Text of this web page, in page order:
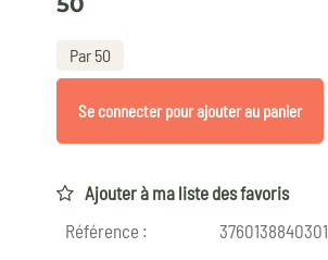
Par 50
Se connecter pour ajouter au panier
Ajouter à ma liste des favoris
Référence :
3760138840301